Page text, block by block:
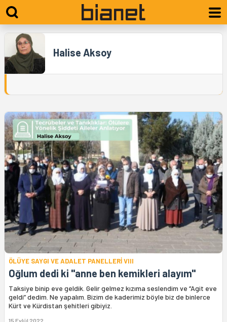
Halise Aksoy
ÖLÜYE SAYGI VE ADALET PANELLERİ VIII
Oğlum dedi ki "anne ben kemikleri alayım"
Taksiye binip eve geldik. Gelir gelmez kızıma seslendim ve ‘’Agit eve
geldi’’ dedim. Ne yapalım. Bizim de kaderimiz böyle biz de binlerce
Kürt ve Kürdistan şehitleri gibiyiz.